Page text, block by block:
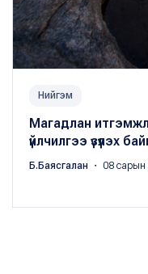
Нийгэм
Магадлан
үйлчилгээ үзүүлэх
Б.Баясгалан ・ 08